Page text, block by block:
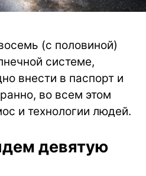
(с половиной)
системе,
внести в паспорт и
во всем этом
и технологии людей.
девятую